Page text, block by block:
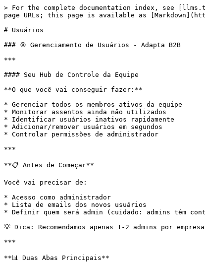
> For the complete documentation index, see
page URLs; this page is available as
# Usuários
### 🎯 Gerenciamento de Usuários - Adapta B2B
***
#### Seu Hub de Controle da Equipe
**O que você vai conseguir fazer:**
* Gerenciar todos os membros ativos da equipe
* Monitorar assentos ainda não utilizados
* Identificar usuários inativos rapidamente
* Adicionar/remover usuários em segundos
* Controlar permissões de administrador
***
**📋 Antes de Começar**
Você vai precisar de:
* Acesso como administrador
* Lista de emails dos novos usuários
* Definir quem será admin (cuidado: admins têm
💡 Dica: Recomendamos apenas 1-2 admins por
***
**📊 Duas Abas Principais**